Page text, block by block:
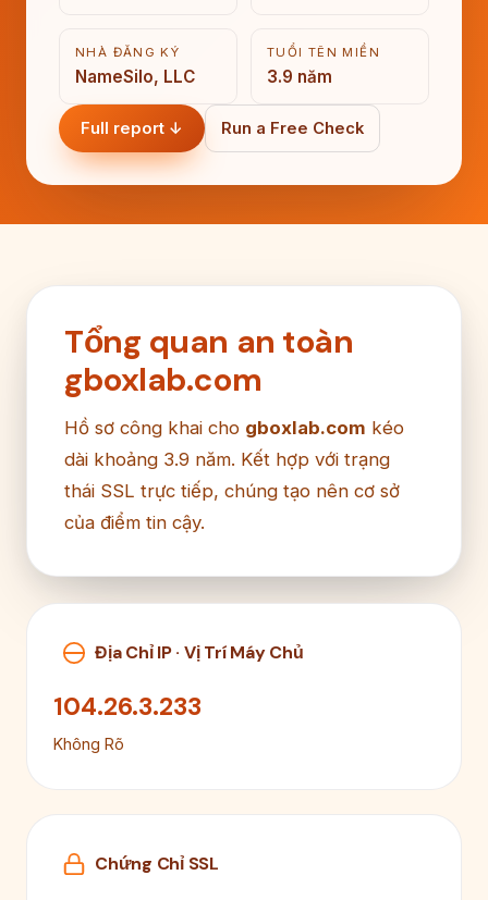
NHÀ ĐĂNG KÝ
NameSilo, LLC
TUỔI TÊN MIỀN
3.9 năm
Full report ↓ Run a Free Check
Tổng quan an toàn
gboxlab.com
Hồ sơ công khai cho gboxlab.com kéo
dài khoảng 3.9 năm. Kết hợp với trạng
thái SSL trực tiếp, chúng tạo nên cơ sở
của điểm tin cậy.
Địa Chỉ IP · Vị Trí Máy Chủ
104.26.3.233
Không Rõ
Chứng Chỉ SSL